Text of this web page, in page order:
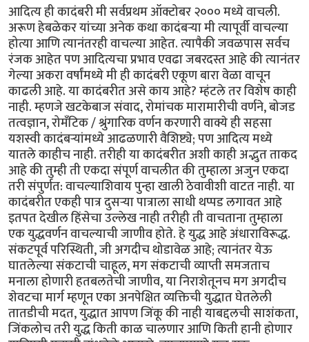
आदित्य ही कादंबरी मी सर्वप्रथम ऑक्टोबर २००० मध्ये वाचली.
अरूण हेबळेकर यांच्या अनेक कथा कादंबर्‍या मी त्यापूर्वी वाचल्या
होत्या आणि त्यानंतरही वाचल्या आहेत. त्यापैकी जवळपास सर्वच
रंजक आहेत पण आदित्यचा प्रभाव एवढा जबरदस्त आहे की त्यानंतर
गेल्या अकरा वर्षांमध्ये मी ही कादंबरी एकूण बारा वेळा वाचून
काढली आहे. या कादंबरीत असे काय आहे? म्हंटले तर विशेष काही
नाही. म्हणजे खटकेबाज संवाद, रोमांचक मारामारीची वर्णने, बोजड
तत्वज्ञान, रोमॅंटिक / श्रुंगारिक वर्णन करणारी वाक्ये ही सहसा
यशस्वी कादंबर्‍यांमध्ये आढळणारी वैशिष्ट्ये; पण आदित्य मध्ये
यातले काहीच नाही. तरीही या कादंबरीत अशी काही अद्भुत ताकद
आहे की तुम्ही ती एकदा संपूर्ण वाचलीत की तुम्हाला अजुन एकदा
तरी संपुर्णत: वाचल्याशिवाय पुन्हा खाली ठेवावीशी वाटत नाही. या
कादंबरीत एकही पात्र दुसर्‍या पात्राला साधी थप्पड लगावत आहे
इतपत देखील हिंसेचा उल्लेख नाही तरीही ती वाचताना तुम्हाला
एक युद्धवर्णन वाचल्याची जाणीव होते. हे युद्ध आहे अंधाराविरूद्ध.
संकटपूर्व परिस्थिती, जी अगदीच थोडावेळ आहे; त्यानंतर येऊ
घातलेल्या संकटाची चाहूल, मग संकटाची व्याप्ती समजताच
मनाला होणारी हतबलतेची जाणीव, या निराशेतूनच मग अगदीच
शेवटचा मार्ग म्हणून एका अनपेक्षित व्यक्तिची युद्धात घेतलेली
तातडीची मदत, युद्धात आपण जिंकू की नाही याबद्दलची साशंकता,
जिंकलोच तरी युद्ध किती काळ चालणार आणि किती हानी होणार